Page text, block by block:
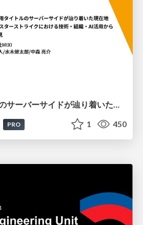
13年運用タイトルのサーバーサイドが辿り着いた現在地 ― モンスターストライクにおける技術・組織・AI活用から得た知見
PRO 1 450